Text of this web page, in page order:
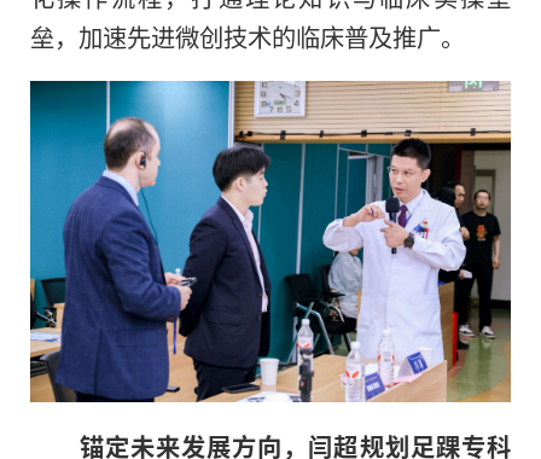
垒，加速先进微创技术的临床普及推广。
锚定未来发展方向，闫超规划足踝专科